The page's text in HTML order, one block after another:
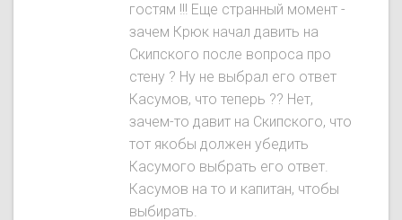
гостям !!! Еще странный момент -
зачем Крюк начал давить на
Скипского после вопроса про
стену ? Ну не выбрал его ответ
Касумов, что теперь ?? Нет,
зачем-то давит на Скипского, что
тот якобы должен убедить
Касумого выбрать его ответ.
Касумов на то и капитан, чтобы
выбирать.